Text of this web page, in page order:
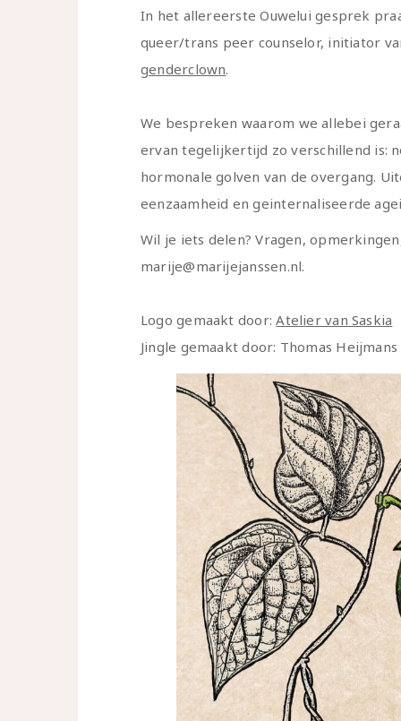
In het allereerste Ouwelui gesprek
queer/trans peer counselor, initiator
genderclown.
We bespreken waarom we allebei
ervan tegelijkertijd zo verschillend is:
hormonale golven van de overgang.
eenzaamheid en geinternaliseerde
Wil je iets delen? Vragen,
marije@marijejanssen.nl.
Logo gemaakt door:Atelier van Saskia
Jingle gemaakt door: Thomas Heijmans